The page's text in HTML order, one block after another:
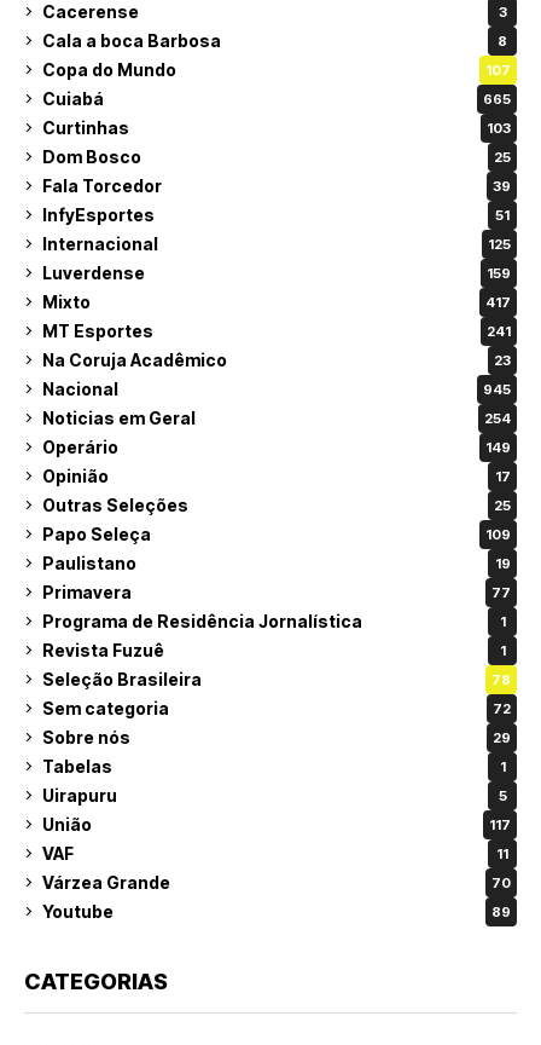
Cacerense 3
Cala a boca Barbosa 8
Copa do Mundo 107
Cuiabá 665
Curtinhas 103
Dom Bosco 25
Fala Torcedor 39
InfyEsportes 51
Internacional 125
Luverdense 159
Mixto 417
MT Esportes 241
Na Coruja Acadêmico 23
Nacional 945
Noticias em Geral 254
Operário 149
Opinião 17
Outras Seleções 25
Papo Seleça 109
Paulistano 19
Primavera 77
Programa de Residência Jornalística 1
Revista Fuzuê 1
Seleção Brasileira 78
Sem categoria 72
Sobre nós 29
Tabelas 1
Uirapuru 5
União 117
VAF 11
Várzea Grande 70
Youtube 89
CATEGORIAS